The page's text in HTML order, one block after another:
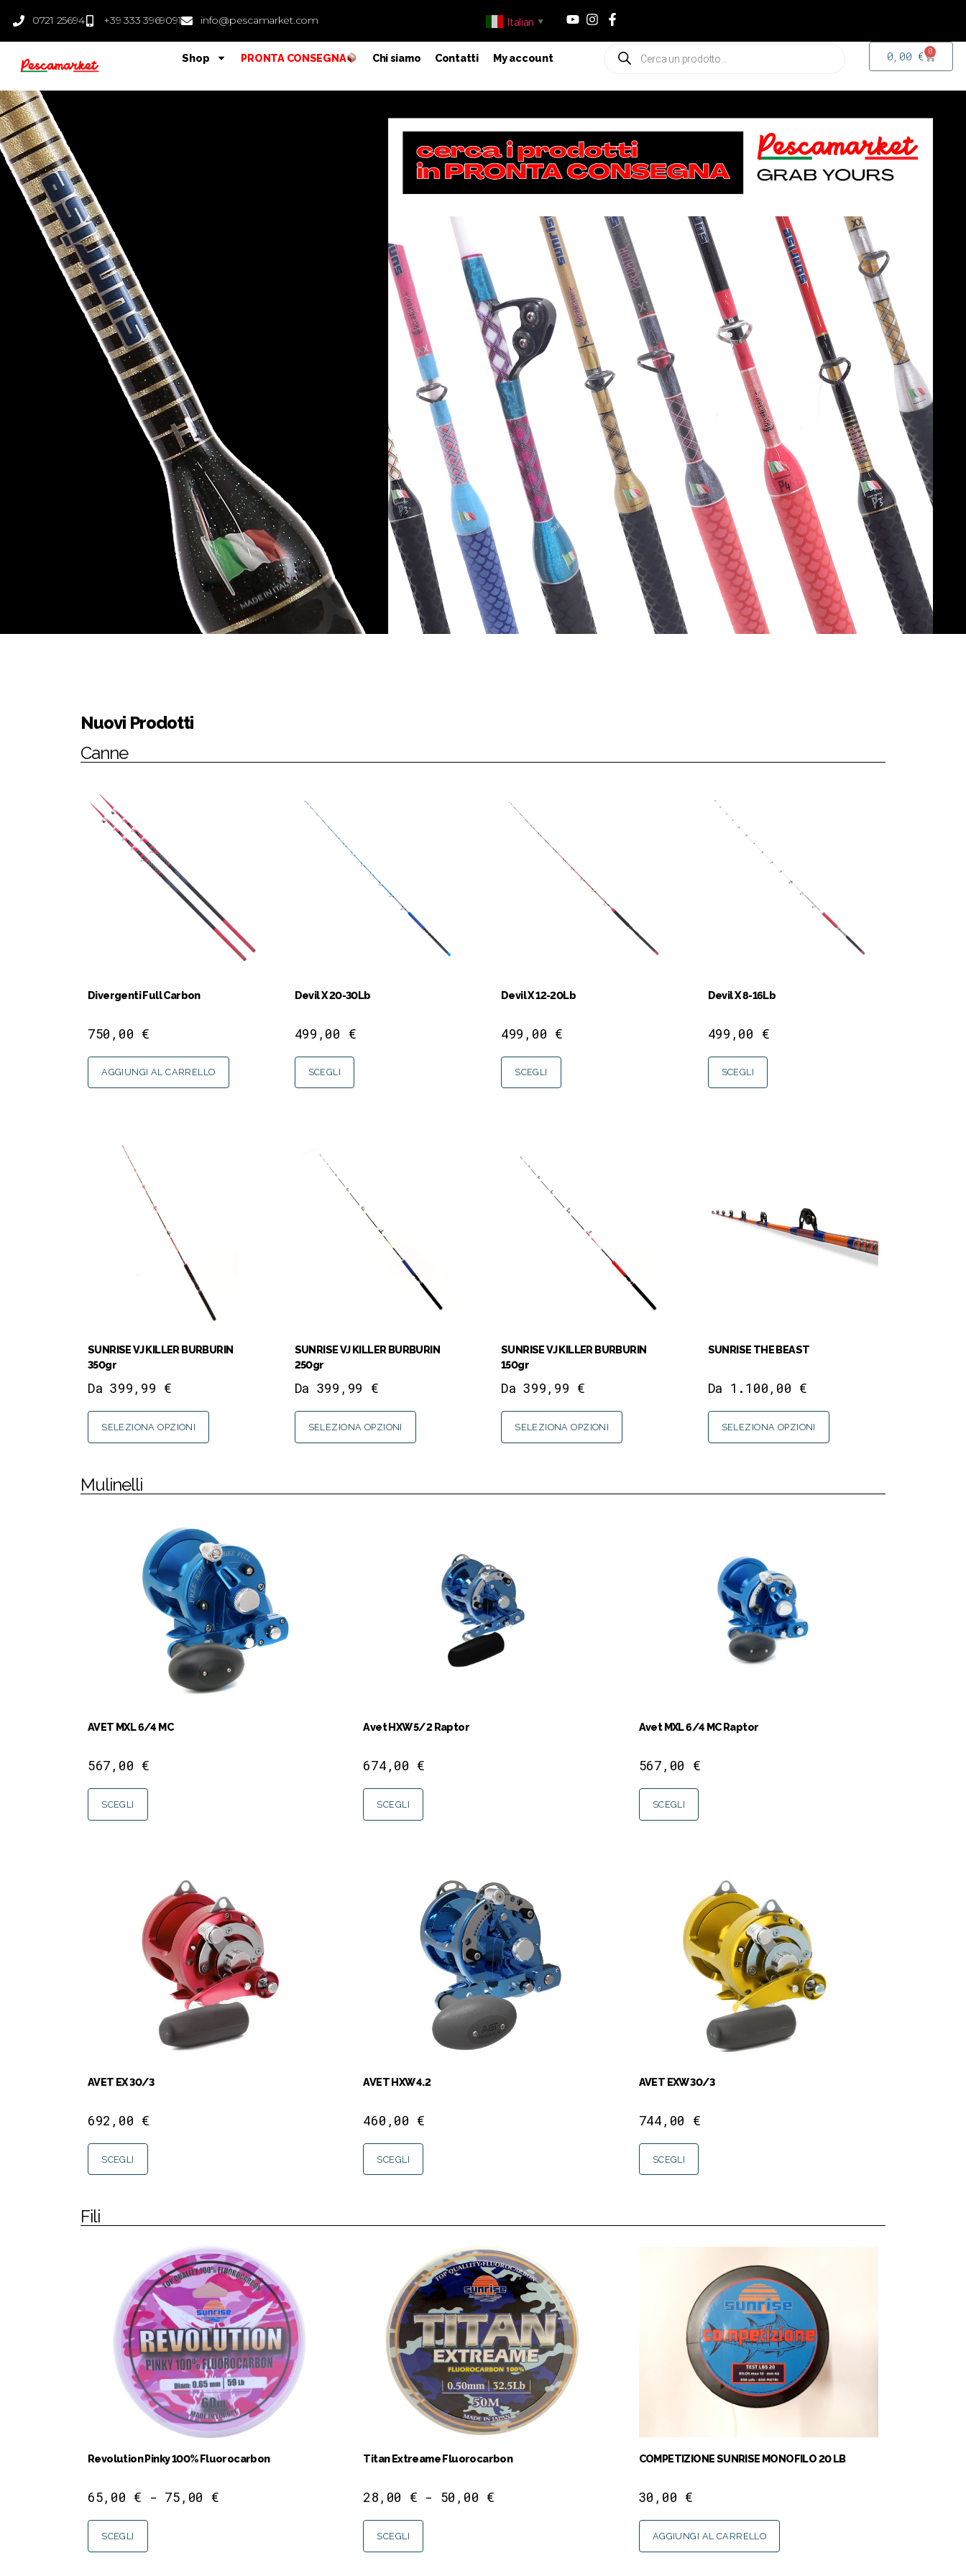
0721 25694 +39 333 3969091 info@pescamarket.com Italian ▼
Shop PRONTA CONSEGNA Chi siamo Contatti My account 0,00€ 0
Nuovi Prodotti
Canne
Divergenti Full Carbon
750,00 €
AGGIUNGI AL CARRELLO
Devil X 20-30Lb
499,00 €
SCEGLI
Devil X 12-20Lb
499,00 €
SCEGLI
Devil X 8-16Lb
499,00 €
SCEGLI
SUNRISE VJ KILLER BURBURIN
350gr
Da399,99 €
SELEZIONA OPZIONI
SUNRISE VJ KILLER BURBURIN
250gr
Da 399,99 €
SELEZIONA OPZIONI
SUNRISE VJ KILLER BURBURIN
150gr
Da399,99 €
SELEZIONA OPZIONI
SUNRISE THE BEAST
Da 1.100,00 €
SELEZIONA OPZIONI
Mulinelli
AVET MXL 6/4 MC
567,00 €
SCEGLI
Avet HXW 5/2 Raptor
674,00 €
SCEGLI
Avet MXL 6/4 MC Raptor
567,00 €
SCEGLI
AVET EX 30/3
692,00 €
SCEGLI
AVET HXW 4.2
460,00 €
SCEGLI
AVET EXW 30/3
744,00 €
SCEGLI
Fili
Revolution Pinky 100% Fluorocarbon
65,00 € - 75,00 €
SCEGLI
Titan Extreame Fluorocarbon
28,00 € - 50,00 €
SCEGLI
COMPETIZIONE SUNRISE MONOFILO 20 LB
30,00 €
AGGIUNGI AL CARRELLO